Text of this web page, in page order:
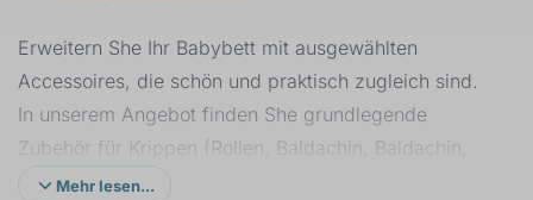
Erweitern She Ihr Babybett mit ausgewählten
Accessoires, die schön und praktisch zugleich sind.
In unserem Angebot finden She grundlegende
Zubehör für Krippen (Rollen, Baldachin, Baldachin,
Insektennetze und andere).
Mehr lesen...